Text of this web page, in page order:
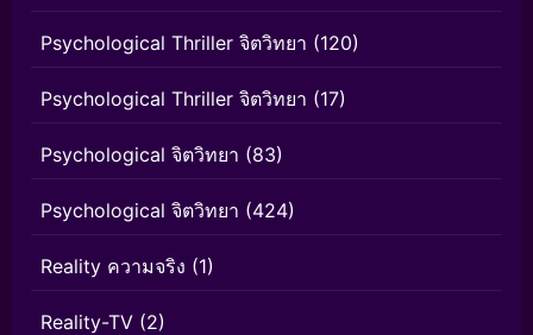
Psychological Thriller จิตวิทยา (120)
Psychological Thriller จิตวิทยา (17)
Psychological จิตวิทยา (83)
Psychological จิตวิทยา (424)
Reality ความจริง (1)
Reality-TV (2)